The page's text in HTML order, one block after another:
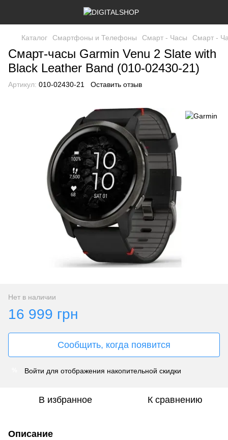
Каталог Смартфоны и Телефоны Смарт - Часы Смарт -
Смарт-часы Garmin Venu 2 Slate with
Black Leather Band (010-02430-21)
Артикул: 010-02430-21 Оставить отзыв
Нет в наличии
16 999 грн
Сообщить, когда появится
Войти для отображения накопительной скидки
В избранное К сравнению
Описание